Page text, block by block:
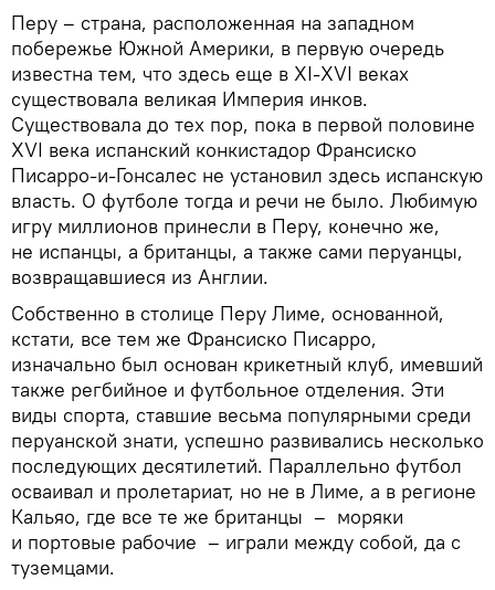
Перу – страна, расположенная на западном
побережье Южной Америки, в первую очередь
известна тем, что здесь еще в XI-XVI веках
существовала великая Империя инков.
Существовала до тех пор, пока в первой половине
XVI века испанский конкистадор Франсиско
Писарро-и-Гонсалес не установил здесь испанскую
власть. О футболе тогда и речи не было. Любимую
игру миллионов принесли в Перу, конечно же,
не испанцы, а британцы, а также сами перуанцы,
возвращавшиеся из Англии.
Собственно в столице Перу Лиме, основанной,
кстати, все тем же Франсиско Писарро,
изначально был основан крикетный клуб, имевший
также регбийное и футбольное отделения. Эти
виды спорта, ставшие весьма популярными среди
перуанской знати, успешно развивались несколько
последующих десятилетий. Параллельно футбол
осваивал и пролетариат, но не в Лиме, а в регионе
Кальяо, где все те же британцы – моряки
и портовые рабочие – играли между собой, да с
туземцами.